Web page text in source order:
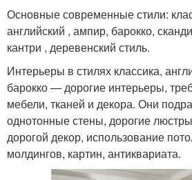
Основные современные стили:
английский , ампир, барокко,
кантри , деревенский стиль.
Интерьеры в стилях классика,
барокко — дорогие интерьеры,
мебели, тканей и декора. Они
однотонные стены, дорогие
дорогой декор, использование
молдингов, картин, антиквариата.